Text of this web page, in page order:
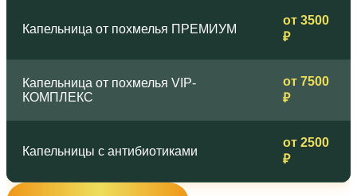
Капельница от похмелья ПРЕМИУМ
от 3500
₽
Капельница от похмелья VIP-
КОМПЛЕКС
от 7500
₽
Капельницы с антибиотиками
от 2500
₽